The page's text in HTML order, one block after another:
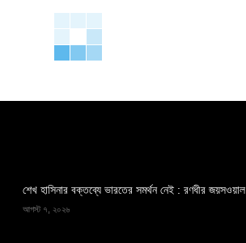
শেখ হাসিনার বক্তব্যে ভারতের সমর্থন নেই : রণধীর জয়সওয়াল
আগস্ট ৭, ২০২৬